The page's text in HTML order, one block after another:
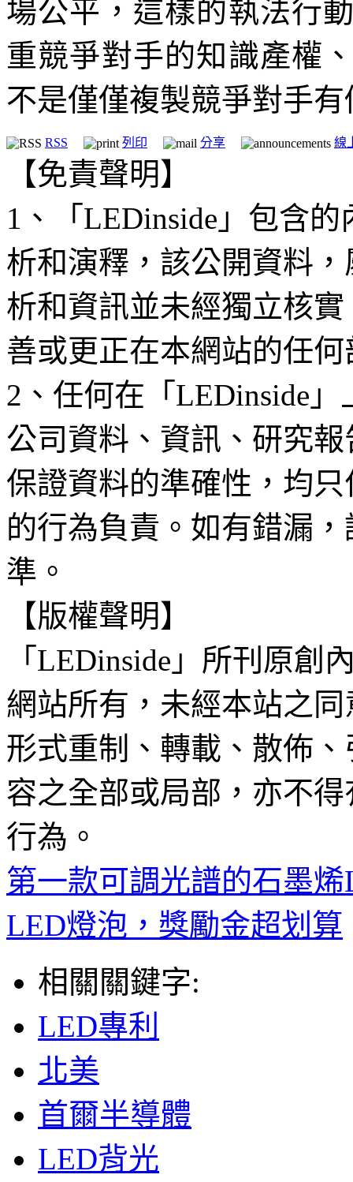
場公平，這樣的執法行
重競爭對手的知識產權
不是僅僅複製競爭對手
RSS 列印 分享 線
【免責聲明】
1、「LEDinside」包含
析和演釋，該公開資料
析和資訊並未經獨立核
善或更正在本網站的任
2、任何在「LEDinside
公司資料、資訊、研究
保證資料的準確性，均
的行為負責。如有錯漏
準。
【版權聲明】
「LEDinside」所刊原創
網站所有，未經本站之
形式重制、轉載、散佈
容之全部或局部，亦不
行為。
第一款可調光譜的石墨
LED燈泡，獎勵金超划算
相關關鍵字:
LED專利
北美
首爾半導體
LED背光